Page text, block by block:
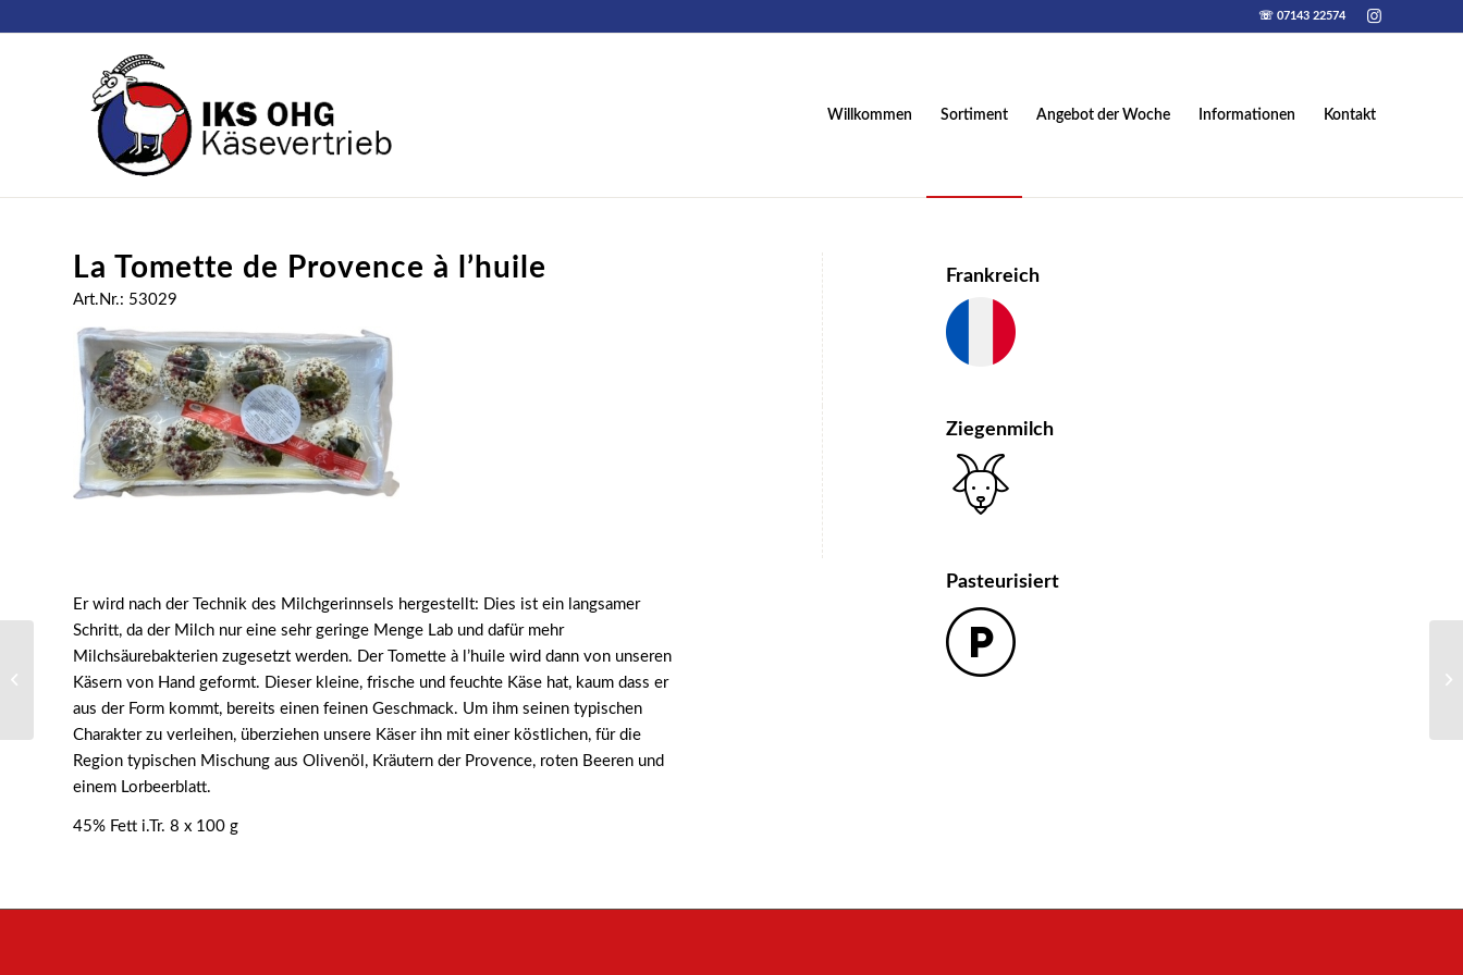
☏ 07143 22574
Willkommen Sortiment Angebot der Woche Informationen Kontakt
La Tomette de Provence à l’huile
Art.Nr.: 53029
Er wird nach der Technik des Milchgerinnsels hergestellt: Dies ist ein langsamer
Schritt, da der Milch nur eine sehr geringe Menge Lab und dafür mehr
Milchsäurebakterien zugesetzt werden. Der Tomette à l’huile wird dann von unseren
Käsern von Hand geformt. Dieser kleine, frische und feuchte Käse hat, kaum dass er
aus der Form kommt, bereits einen feinen Geschmack. Um ihm seinen typischen
Charakter zu verleihen, überziehen unsere Käser ihn mit einer köstlichen, für die
Region typischen Mischung aus Olivenöl, Kräutern der Provence, roten Beeren und
einem Lorbeerblatt.
45% Fett i.Tr. 8 x 100 g
Frankreich
Ziegenmilch
Pasteurisiert
Gingembre ( Ingwer )